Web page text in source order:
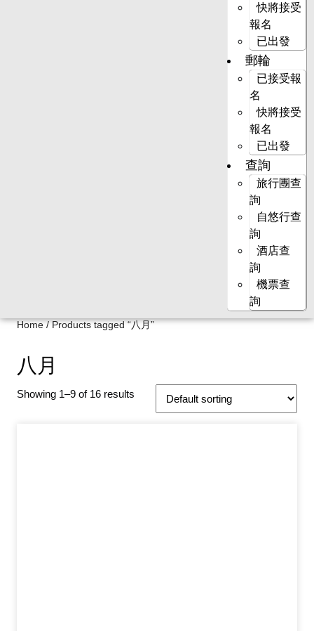
快將接受
報名
已出發
郵輪
已接受報
名
快將接受
報名
已出發
查詢
旅行團查
詢
自悠行查
詢
酒店查
詢
機票查
詢
Home/ Products tagged “八月”
八月
Showing 1–9 of 16 results